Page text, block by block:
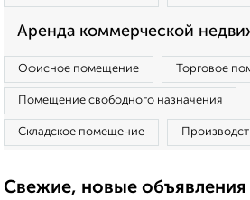
Аренда коммерческой
Офисное помещение Торговое
Помещение свободного назначения
Складское помещение
Свежие, новые